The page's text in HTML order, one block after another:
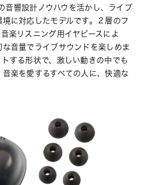
音響設計ノウハウを活かし、ライブ
に対応したモデルです。２層のフ
楽リスニング用イヤピースによ
な音量でライブサウンドを楽しめま
する形状で、激しい動きの中でも
楽を愛するすべての人に、快適な